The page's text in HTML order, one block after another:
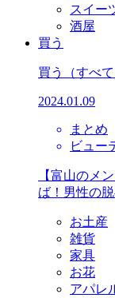
スイー
酒屋
買う
買う （すべて
2024.01.09
まとめ
ビュー
【富山のメ
ば！男性の
お土産
雑貨
家具
お花
アパレ